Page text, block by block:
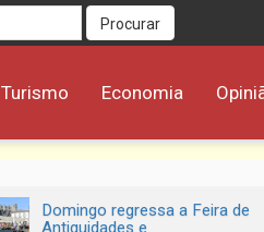
Procurar
Turismo Economia
Domingo regressa a Feira de
Antiguidades e...